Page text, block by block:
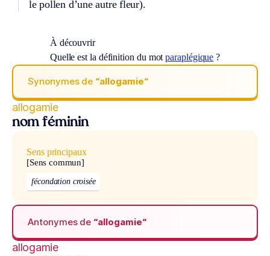
le pollen d’une autre fleur).
À découvrir
Quelle est la définition du motparaplégique ?
Synonymes de “allogamie“
allogamie
nom féminin
Sens principaux
[Sens commun]
fécondation croisée
Antonymes de “allogamie“
allogamie